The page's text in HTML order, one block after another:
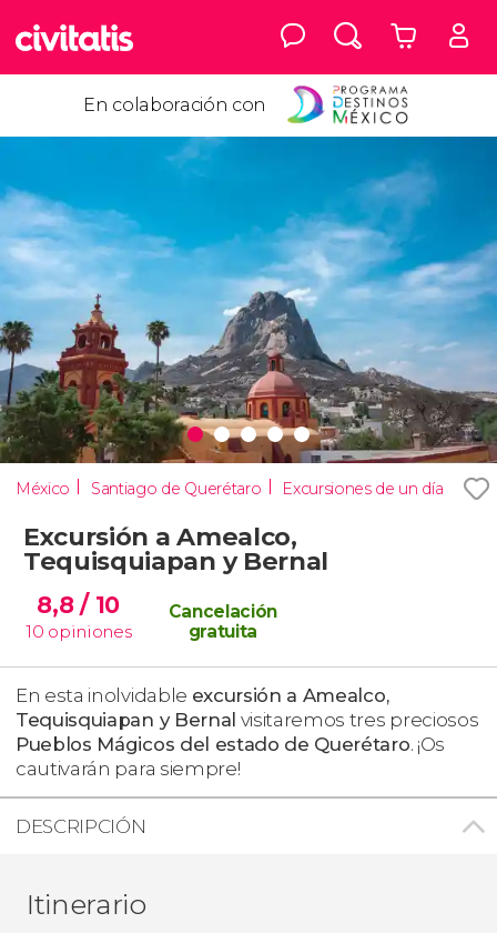
En colaboración con
México Santiago de Querétaro Excursiones de un día
Excursión a Amealco,
Tequisquiapan y Bernal
8,8/ 10
10 opiniones
Cancelación
gratuita
En esta inolvidable excursión a Amealco,
Tequisquiapan y Bernal visitaremos tres preciosos
Pueblos Mágicos del estado de Querétaro. ¡Os
cautivarán para siempre!
DESCRIPCIÓN
Itinerario